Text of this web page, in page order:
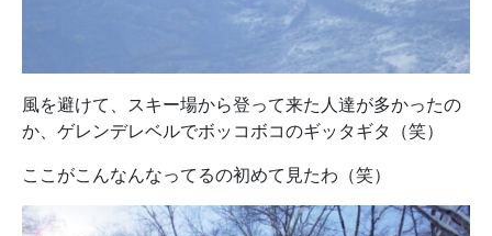
風を避けて、スキー場から登って来た人達が多かったの
か、ゲレンデレベルでボッコボコのギッタギタ（笑）
ここがこんなんなってるの初めて見たわ（笑）